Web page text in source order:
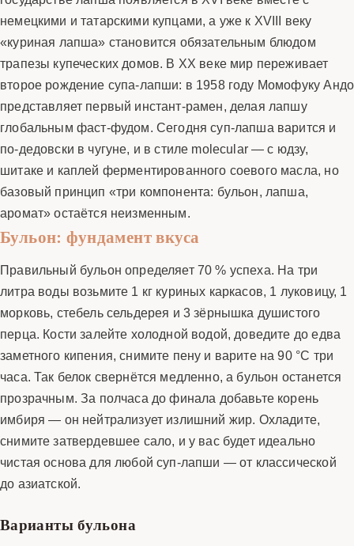
немецкими и татарскими купцами, а уже к XVIII веку
«куриная лапша» становится обязательным блюдом
трапезы купеческих домов. В XX веке мир переживает
второе рождение супа-лапши: в 1958 году Момофуку Андо
представляет первый инстант-рамен, делая лапшу
глобальным фаст-фудом. Сегодня суп-лапша варится и
по-дедовски в чугуне, и в стиле molecular — с юдзу,
шитаке и каплей ферментированного соевого масла, но
базовый принцип «три компонента: бульон, лапша,
аромат» остаётся неизменным.
Бульон: фундамент вкуса
Правильный бульон определяет 70 % успеха. На три
литра воды возьмите 1 кг куриных каркасов, 1 луковицу, 1
морковь, стебель сельдерея и 3 зёрнышка душистого
перца. Кости залейте холодной водой, доведите до едва
заметного кипения, снимите пену и варите на 90 °C три
часа. Так белок свернётся медленно, а бульон останется
прозрачным. За полчаса до финала добавьте корень
имбиря — он нейтрализует излишний жир. Охладите,
снимите затвердевшее сало, и у вас будет идеально
чистая основа для любой суп-лапши — от классической
до азиатской.
Варианты бульона